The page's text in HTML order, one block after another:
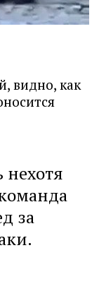
видно, как
нехотя
за